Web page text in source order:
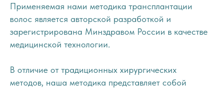
Применяемая нами методика трансплантации
волос является авторской разработкой и
зарегистрирована Минздравом России в качестве
медицинской технологии.
В отличие от традиционных хирургических
методов, наша методика представляет собой